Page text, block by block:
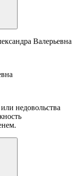
Валерьевна
недовольства